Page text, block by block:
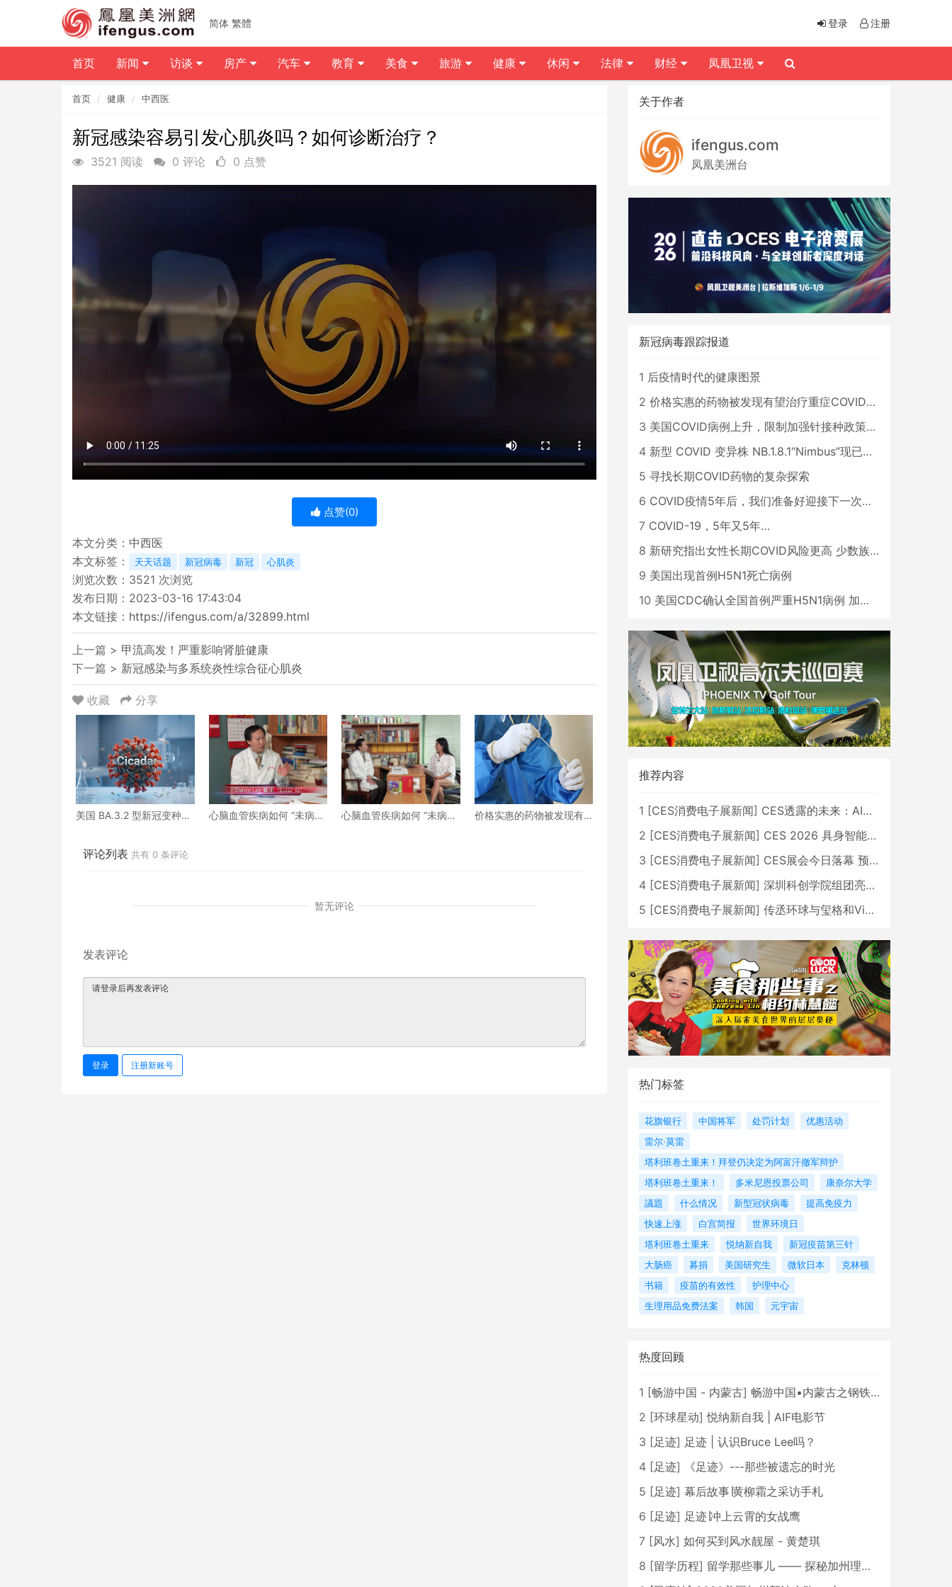
首页 健康 中西医
新冠感染容易引发心肌炎吗？如何诊断治疗？
3521 阅读 0 评论 0 点赞
点赞(0)
本文分类： 中西医
本文标签：
天天话题 新冠病毒 新冠 心肌炎
浏览次数： 3521 次浏览
发布日期：2023-03-16 17:43:04
本文链接： https://ifengus.com/a/32899.html
上一篇 > 甲流高发！严重影响肾脏健康
下一篇 > 新冠感染与多系统炎性综合征心肌炎
收藏 分享
美国 BA.3.2 型新冠变种病
心脑血管疾病如何 “未病先
心脑血管疾病如何 “未病先
价格实惠的药物被发现有
评论列表 共有 0 条评论
暂无评论
发表评论
登录 注册新账号
关于作者
ifengus.com
凤凰美洲台
新冠病毒跟踪报道
1 后疫情时代的健康图景
2 价格实惠的药物被发现有望治疗重症COVID患者
3 美国COVID病例上升，限制加强针接种政策即将出台
4 新型 COVID 变异株 NB.1.8.1“Nimbus”现已在美国占据主导地位
5 寻找长期COVID药物的复杂探索
6 COVID疫情5年后，我们准备好迎接下一次大流行了吗？
7 COVID-19，5年又5年…
8 新研究指出女性长期COVID风险更高 少数族裔儿童存在差异
9 美国出现首例H5N1死亡病例
10 美国CDC确认全国首例严重H5N1病例 加州进入紧急状态
推荐内容
1 [CES消费电子展新闻] CES透露的未来：AI、机器人与智能生活大爆发
2 [CES消费电子展新闻] CES 2026 具身智能与创新领域 中国公司大放异彩
3 [CES消费电子展新闻] CES展会今日落幕 预计2026行业收入将超五千亿美元
4 [CES消费电子展新闻] 深圳科创学院组团亮相CES 广受好评
5 [CES消费电子展新闻] 传丞环球与玺格和VibeLens共同推出全新耳机
热门标签
花旗银行 中国将军 处罚计划
优惠活动
雷尔·莫雷
塔利班卷土重来！拜登仍决定为阿富汗撤军辩护
塔利班卷土重来！
多米尼恩投票公司
康奈尔大学
議題
什么情况 新型冠状病毒
提高免疫力
快速上涨
白宫简报
世界环境日
塔利班卷土重来
悦纳新自我
新冠疫苗第三针
大肠癌
募捐 美国研究生 微软日本
克林顿
书籍
疫苗的有效性
护理中心
生理用品免费法案
韩国 元宇宙
热度回顾
1 [畅游中国 - 内蒙古] 畅游中国•内蒙古之钢铁骄子，魅力包头
2 [环球星动] 悦纳新自我 | AIF电影节
3 [足迹] 足迹 | 认识Bruce Lee吗？
4 [足迹]
《足迹》---那些被遗忘的时光
5 [足迹] 幕后故事∣黄柳霜之采访手札
6 [足迹] 足迹∣冲上云霄的女战鹰
7 [风水] 如何买到风水靓屋 - 黄楚琪
8 [留学历程] 留学那些事儿 —— 探秘加州理工学院Caltech博士生活 [上集]
简体 繁體 登录 注册
首页 新闻 访谈 房产 汽车 教育 美食 旅游 健康 休闲 法律 财经 凤凰卫视